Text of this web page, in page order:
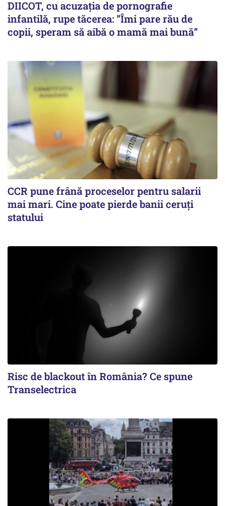
DIICOT, cu acuzația de pornografie
infantilă, rupe tăcerea: ”Îmi pare rău de
copii, speram să aibă o mamă mai bună”
CCR pune frână proceselor pentru salarii
mai mari. Cine poate pierde banii ceruți
statului
Risc de blackout în România? Ce spune
Transelectrica